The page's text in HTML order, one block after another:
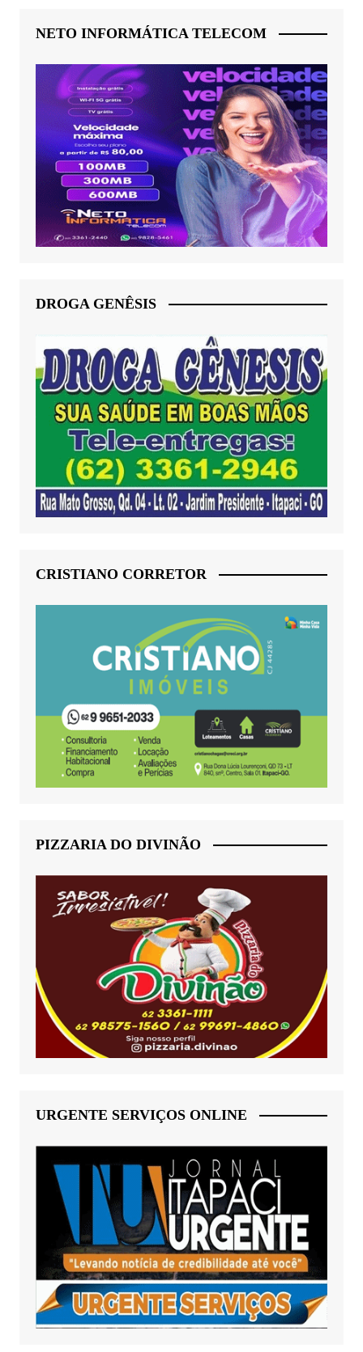
NETO INFORMÁTICA TELECOM
DROGA GENÊSIS
CRISTIANO CORRETOR
PIZZARIA DO DIVINÃO
URGENTE SERVIÇOS ONLINE